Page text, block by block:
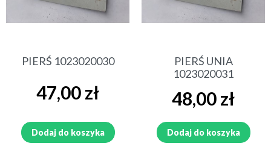
PIERŚ 1023020030
Cena
47,00 zł
Dodaj do koszyka
PIERŚ UNIA
1023020031
Cena
48,00 zł
Dodaj do koszyka